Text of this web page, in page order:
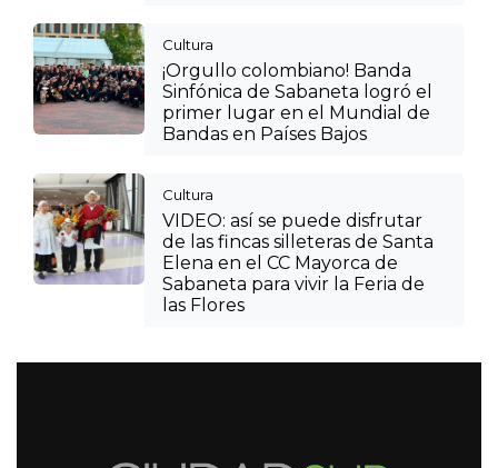
Cultura
¡Orgullo colombiano! Banda
Sinfónica de Sabaneta logró el
primer lugar en el Mundial de
Bandas en Países Bajos
Cultura
VIDEO: así se puede disfrutar
de las fincas silleteras de Santa
Elena en el CC Mayorca de
Sabaneta para vivir la Feria de
las Flores